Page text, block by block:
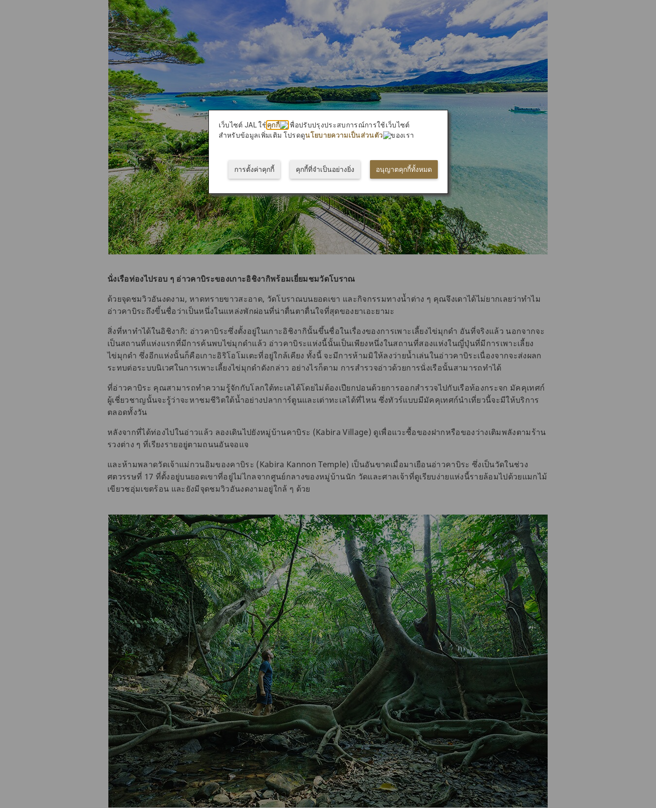
นั่งเรือท่องไปรอบ ๆ อ่าวคาบิระของเกาะอิชิงากิพร้อมเยี่ยมชมวัดโบราณ
ด้วยจุดชมวิวอันงดงาม, หาดทรายขาวสะอาด, วัดโบราณบนยอดเขา และกิจกรรมทางน้ำต่าง ๆ คุณจึงเดาได้ไม่ยากเลยว่าทำไม
อ่าวคาบิระถึงขึ้นชื่อว่าเป็นหนึ่งในแหล่งพักผ่อนที่น่าตื่นตาตื่นใจที่สุดของยาเอะยามะ
สิ่งที่หาทำได้ในอิชิงากิ: อ่าวคาบิระซึ่งตั้งอยู่ในเกาะอิชิงากินั้นขึ้นชื่อในเรื่องของการเพาะเลี้ยงไข่มุกดำ อันที่จริงแล้ว นอกจากจะ
เป็นสถานที่แห่งแรกที่มีการค้นพบไข่มุกดำแล้ว อ่าวคาบิระแห่งนี้นั้นเป็นเพียงหนึ่งในสถานที่สองแห่งในญี่ปุ่นที่มีการเพาะเลี้ยง
ไข่มุกดำ ซึ่งอีกแห่งนั้นก็คือเกาะอิริโอโมเตะที่อยู่ใกล้เคียง ทั้งนี้ จะมีการห้ามมิให้ลงว่ายน้ำเล่นในอ่าวคาบิระเนื่องจากจะส่งผลก
ระทบต่อระบบนิเวศในการเพาะเลี้ยงไข่มุกดำดังกล่าว อย่างไรก็ตาม การสำรวจอ่าวด้วยการนั่งเรือนั้นสามารถทำได้
ที่อ่าวคาบิระ คุณสามารถทำความรู้จักกับโลกใต้ทะเลได้โดยไม่ต้องเปียกปอนด้วยการออกสำรวจไปกับเรือท้องกระจก มัคคุเทศก์
ผู้เชี่ยวชาญนั้นจะรู้ว่าจะหาชมชีวิตใต้น้ำอย่างปลาการ์ตูนและเต่าทะเลได้ที่ไหน ซึ่งทัวร์แบบมีมัคคุเทศก์นำเที่ยวนี้จะมีให้บริการ
ตลอดทั้งวัน
หลังจากที่ได้ท่องไปในอ่าวแล้ว ลองเดินไปยังหมู่บ้านคาบิระ (Kabira Village) ดูเพื่อแวะซื้อของฝากหรือของว่างเติมพลังตามร้าน
รวงต่าง ๆ ที่เรียงรายอยู่ตามถนนอันจอแจ
และห้ามพลาดวัดเจ้าแม่กวนอิมของคาบิระ (Kabira Kannon Temple) เป็นอันขาดเมื่อมาเยือนอ่าวคาบิระ ซึ่งเป็นวัดในช่วง
ศตวรรษที่ 17 ที่ตั้งอยู่บนยอดเขาที่อยู่ไม่ไกลจากศูนย์กลางของหมู่บ้านนัก วัดและศาลเจ้าที่ดูเรียบง่ายแห่งนี้รายล้อมไปด้วยแมกไม้
เขียวชอุ่มเขตร้อน และยังมีจุดชมวิวอันงดงามอยู่ใกล้ ๆ ด้วย
เว็บไซต์ JAL ใช้ คุกกี้
เพื่อปรับปรุงประสบการณ์การใช้เว็บไซต์
สำหรับข้อมูลเพิ่มเติม โปรดดูนโยบายความเป็นส่วนตัว ของเรา
อนุญาตคุกกี้ทั้งหมด
คุกกี้ที่จำเป็นอย่างยิ่ง
การตั้งค่าคุกกี้